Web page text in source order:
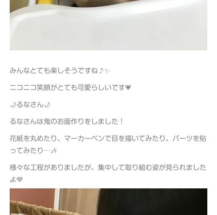
みんなとても楽しそうですね♪✨
ニコニコ笑顔がとても可愛らしいです💗
🌙るなさん🌙
るなさんは鬼のお面作りをしました！
花紙を丸めたり、マーカーペンで目を描いてみたり、パーツを貼
ってみたり…🎶
様々な工程がありましたが、集中して取り組む姿が見られました
よ💙